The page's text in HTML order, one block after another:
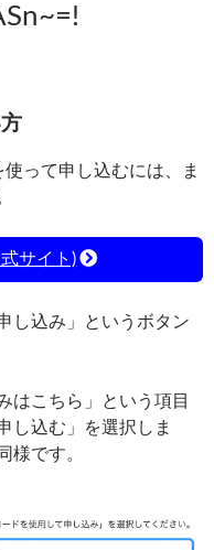
って申し込むには、ま
サイト)
し込み」というボタン
はこちら」という項目
し込む」を選択しま
様です。